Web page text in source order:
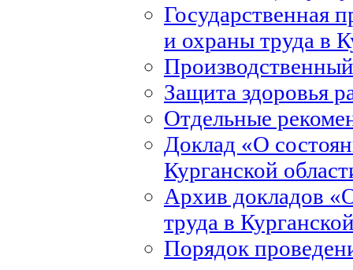
Государственная
и охраны труда в
Защита здоровья
Отдельные
Доклад «О
Курганской
Архив докладов
труда в
Порядок